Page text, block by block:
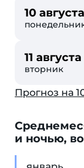
10 августа
11 августа
вторник
Прогноз на
и ночью,